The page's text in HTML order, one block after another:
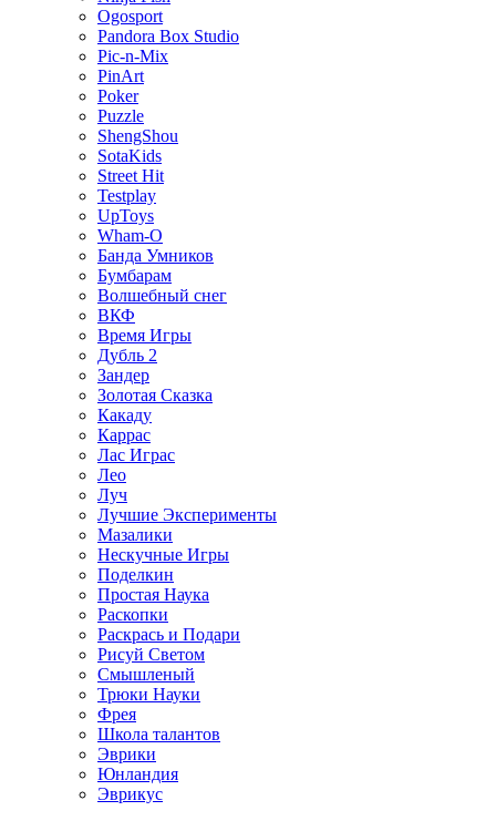
Ogosport
Pandora Box Studio
Pic-n-Mix
PinArt
Poker
Puzzle
ShengShou
SotaKids
Street Hit
Testplay
UpToys
Wham-O
Банда Умников
Бумбарам
Волшебный снег
ВКФ
Время Игры
Дубль 2
Зандер
Золотая Сказка
Какаду
Каррас
Лас Играс
Лео
Луч
Лучшие Эксперименты
Мазалики
Нескучные Игры
Поделкин
Простая Наука
Раскопки
Раскрась и Подари
Рисуй Светом
Смышленый
Трюки Науки
Фрея
Школа талантов
Эврики
Юнландия
Эврикус